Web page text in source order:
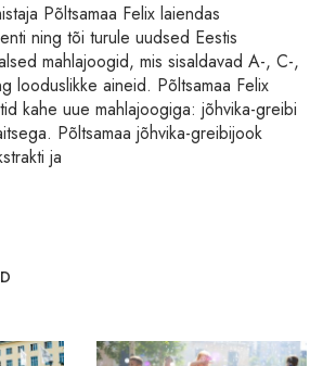
Põltsamaa Felix laiendas
ning tõi turule uudsed Eestis
mahlajoogid, mis sisaldavad A-, C-,
looduslikke aineid. Põltsamaa Felix
kahe uue mahlajoogiga: jõhvika-greibi
Põltsamaa jõhvika-greibijook
ja